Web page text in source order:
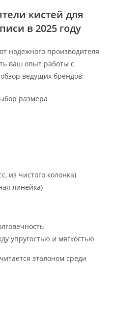
кистей для
в 2025 году
надежного производителя
ваш опыт работы с
ведущих брендов:
из чистого колонка)
линейка)
упругостью и мягкостью
эталоном среди